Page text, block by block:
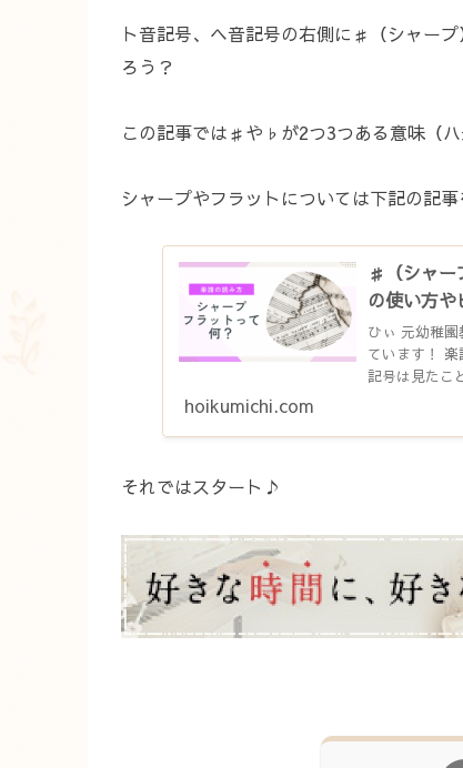
ト音記号、ヘ音記号の右側に♯（シャー
ろう？
この記事では♯や♭が2つ3つある意味（ハ
シャープやフラットについては下記の記事
♯（シャー
の使い方や
ひぃ 元幼稚
ています！
記号は見たこ
hoikumichi.com
それではスタート♪